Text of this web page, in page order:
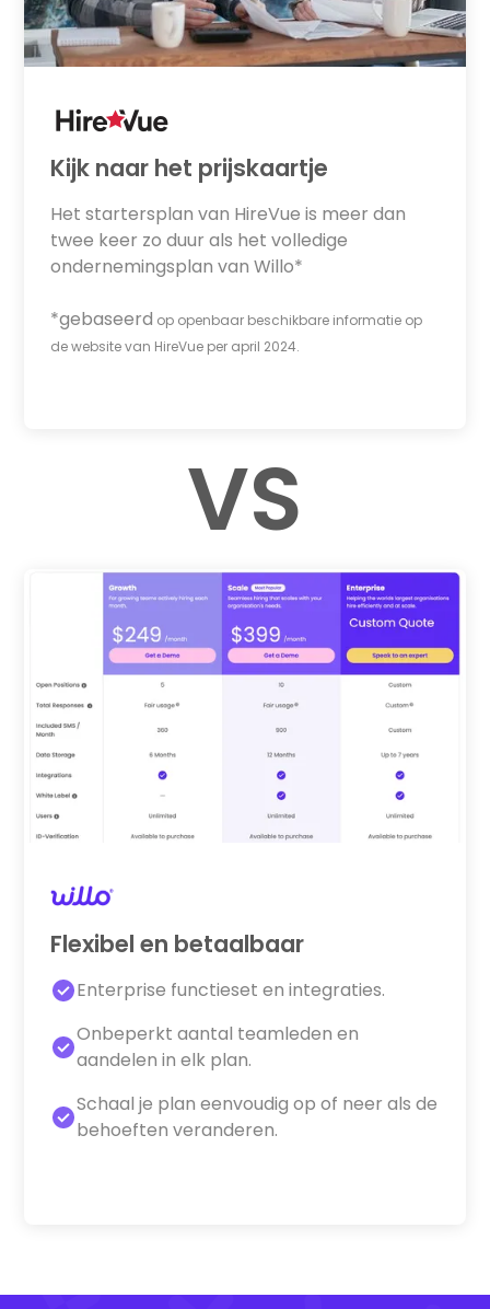
Kijk naar het prijskaartje
Het startersplan van HireVue is meer dan
twee keer zo duur als het volledige
ondernemingsplan van Willo*
*gebaseerd op openbaar beschikbare informatie op
de website van HireVue per april 2024.
VS
Flexibel en betaalbaar
Enterprise functieset en integraties.
Onbeperkt aantal teamleden en
aandelen in elk plan.
Schaal je plan eenvoudig op of neer als de
behoeften veranderen.